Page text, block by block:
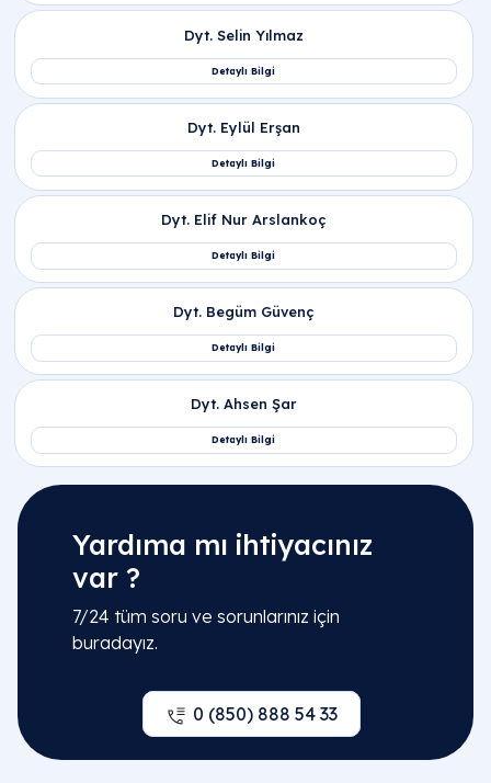
Yardıma mı ihtiyacınız
var ?
7/24 tüm soru ve sorunlarınız için
buradayız.
0 (850) 888 54 33